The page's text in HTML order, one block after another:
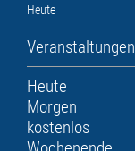
Heute
Veranstaltungen
Heute
Morgen
kostenlos